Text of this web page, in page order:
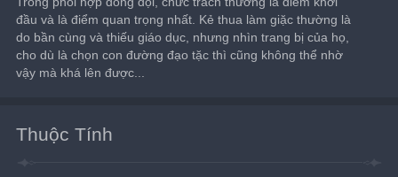
đầu và là điểm quan trọng nhất. Kẻ thua làm giặc thường là
do bần cùng và thiếu giáo dục, nhưng nhìn trang bị của họ,
cho dù là chọn con đường đạo tặc thì cũng không thể nhờ
vậy mà khá lên được...
Thuộc Tính